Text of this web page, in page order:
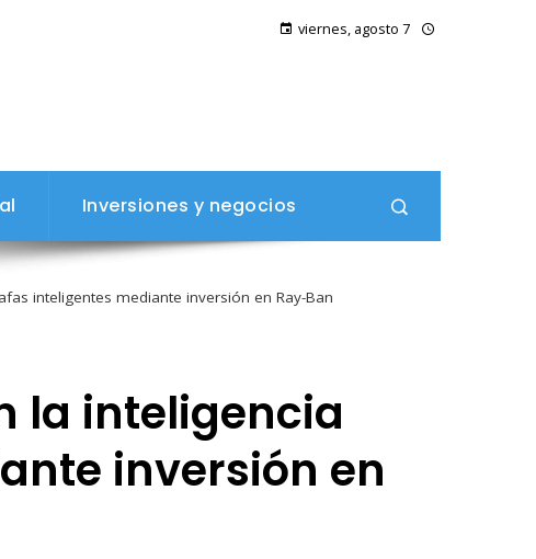
viernes, agosto 7
Inversiones y negocios
inteligentes mediante inversión en Ray-Ban
la inteligencia
inversión en